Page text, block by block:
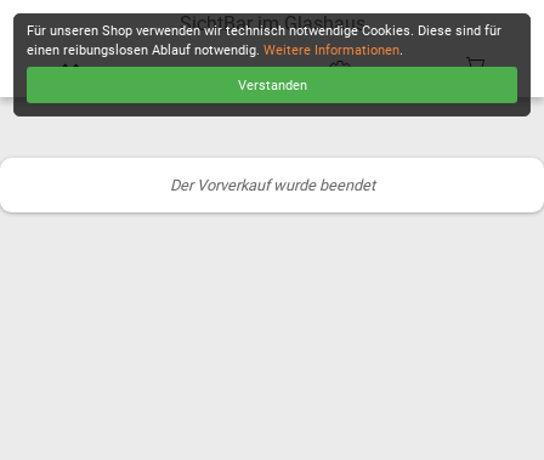
SichtBar im Glashaus
Der Vorverkauf wurde beendet
Für unseren Shop verwenden wir technisch notwendige Cookies. Diese sind für
einen reibungslosen Ablauf notwendig.Weitere Informationen.
Verstanden